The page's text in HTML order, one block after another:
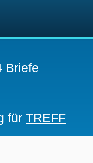
Briefe
für TREFF